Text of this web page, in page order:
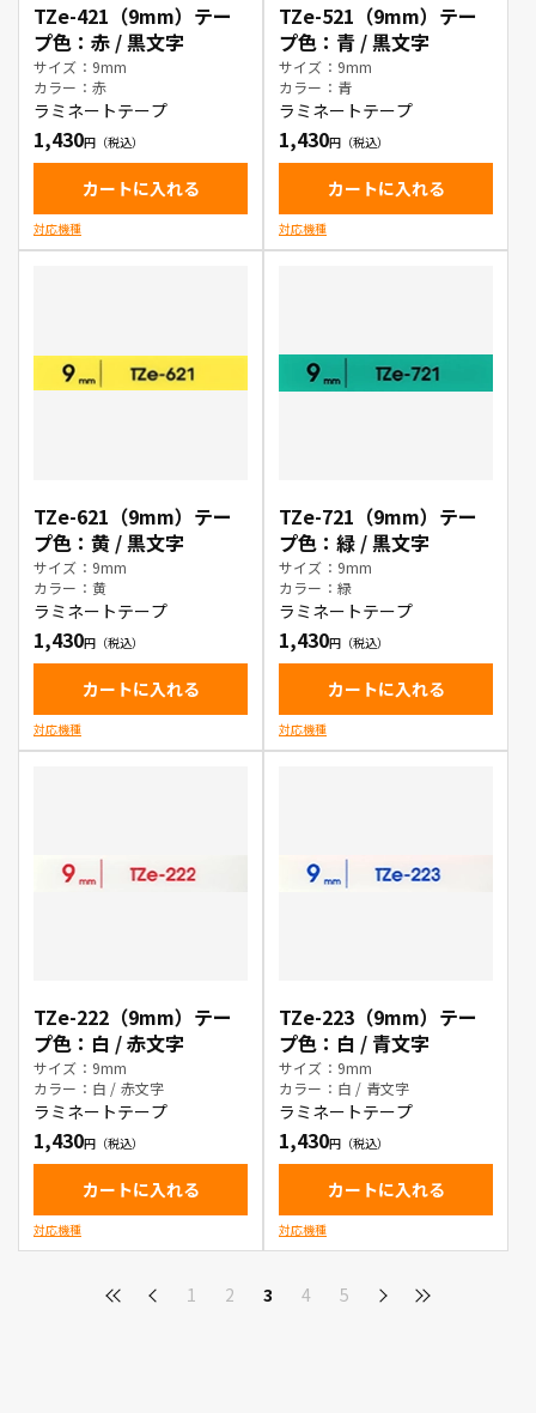
TZe-421（9mm）テー
プ色：赤 / 黒文字
サイズ：9mm
カラー：赤
ラミネートテープ
1,430
カートに入れる
対応機種
TZe-521（9mm）テー
プ色：青 / 黒文字
サイズ：9mm
カラー：青
ラミネートテープ
1,430
カートに入れる
対応機種
TZe-621（9mm）テー
プ色：黄 / 黒文字
サイズ：9mm
カラー：黄
ラミネートテープ
1,430
カートに入れる
対応機種
TZe-721（9mm）テー
プ色：緑 / 黒文字
サイズ：9mm
カラー：緑
ラミネートテープ
1,430
カートに入れる
対応機種
TZe-222（9mm）テー
プ色：白 / 赤文字
サイズ：9mm
カラー：白 / 赤文字
ラミネートテープ
1,430
カートに入れる
対応機種
TZe-223（9mm）テー
プ色：白 / 青文字
サイズ：9mm
カラー：白 / 青文字
ラミネートテープ
1,430
カートに入れる
対応機種
1 2 3 4 5